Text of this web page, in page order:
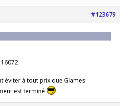
#123679
éviter à tout prix que Glames
est terminé